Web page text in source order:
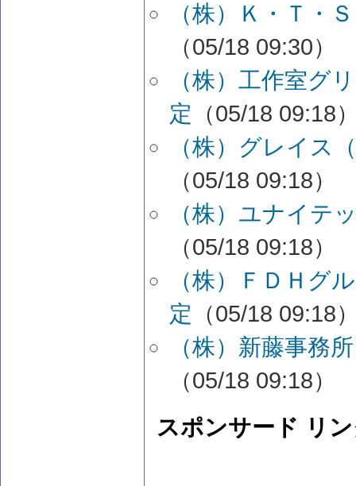
（株）Ｋ・Ｔ・
（05/18 09:30）
（株）工作室グ
定 （05/18 09:18
（株）グレイス
（05/18 09:18）
（株）ユナイテ
（05/18 09:18）
（株）ＦＤＨグ
定 （05/18 09:18
（株）新藤事務
（05/18 09:18）
スポンサード リ